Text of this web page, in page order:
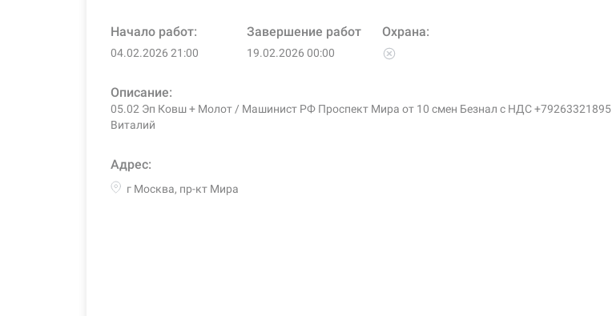
Начало работ:
04.02.2026 21:00
Завершение работ
19.02.2026 00:00
Охрана:
Описание:
05.02 Эп Ковш + Молот / Машинист РФ Проспект Мира от 10 смен Безнал с НДС +79263321895
Виталий
Адрес:
г Москва, пр-кт Мира